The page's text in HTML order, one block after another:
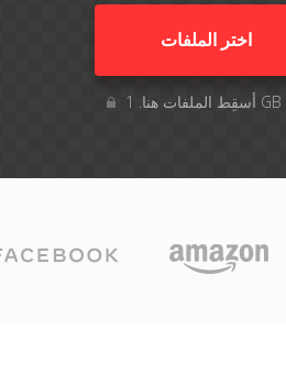
اختر الملفات